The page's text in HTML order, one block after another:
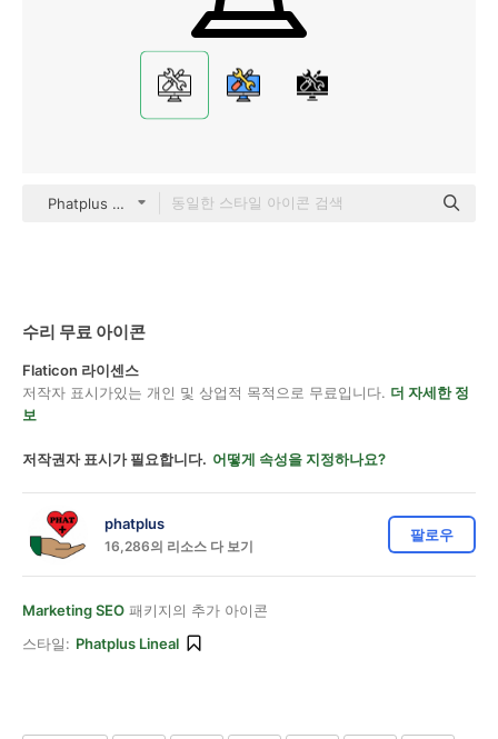
Phatplus Lineal
수리 무료 아이콘
Flaticon 라이센스
저작자 표시가있는 개인 및 상업적 목적으로 무료입니다. 더 자세한 정
보
저작권자 표시가 필요합니다. 어떻게 속성을 지정하나요?
phatplus
16,286의 리소스 다 보기
팔로우
Marketing SEO 패키지의 추가 아이콘
스타일: Phatplus Lineal